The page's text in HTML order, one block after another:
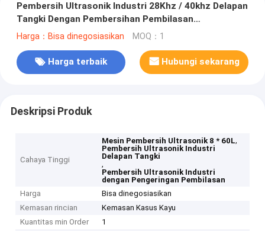
Pembersih Ultrasonik Industri 28Khz / 40khz Delapan
Tangki Dengan Pembersihan Pembilasan
Pengeringan
Harga：Bisa dinegosiasikan MOQ：1
Harga terbaik Hubungi sekarang
Deskripsi Produk
Cahaya Tinggi
Mesin Pembersih Ultrasonik 8 * 60L,
Pembersih Ultrasonik Industri
Delapan Tangki
,
Pembersih Ultrasonik Industri
dengan Pengeringan Pembilasan
Harga
Bisa dinegosiasikan
Kemasan rincian
Kemasan Kasus Kayu
Kuantitas min Order
1